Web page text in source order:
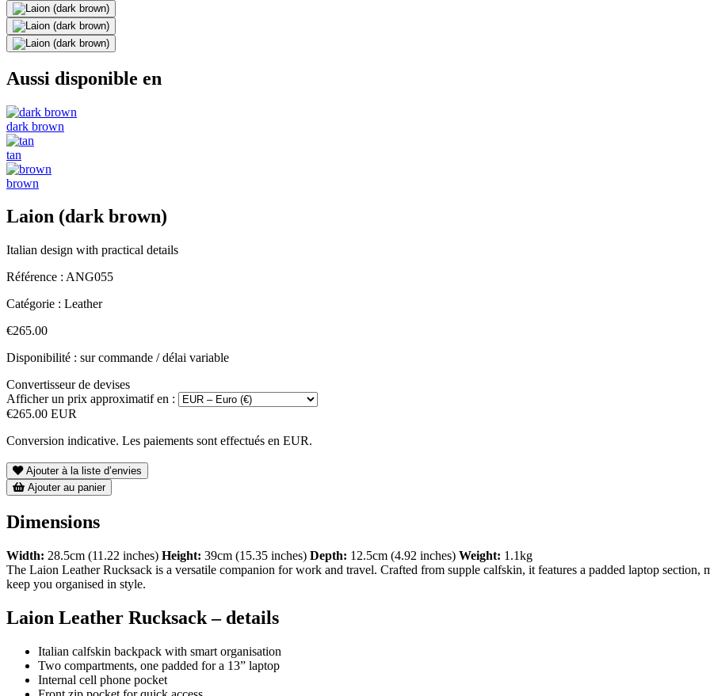
Aussi disponible en
dark brown
tan
brown
Laion (dark brown)
Italian design with practical details
Référence : ANG055
Catégorie : Leather
€265.00
Disponibilité : sur commande / délai variable
Convertisseur de devises
Afficher un prix approximatif en :
€265.00 EUR
Conversion indicative. Les paiements sont effectués en EUR.
Ajouter à la liste d’envies
Ajouter au panier
Dimensions
Width: 28.5cm (11.22 inches) Height: 39cm (15.35 inches) Depth: 12.5cm (4.92 inches) Weight: 1.1kg
The Laion Leather Rucksack is a versatile companion for work and travel. Crafted from supple calfskin, it features a padded laptop
keep you organised in style.
Laion Leather Rucksack – details
Italian calfskin backpack with smart organisation
Two compartments, one padded for a 13” laptop
Internal cell phone pocket